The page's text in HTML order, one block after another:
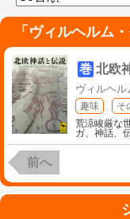
「 ヴィルヘルム
巻 北欧
ヴィルヘ
趣味
そ
荒涼峻厳な
ガ、神話、
前へ